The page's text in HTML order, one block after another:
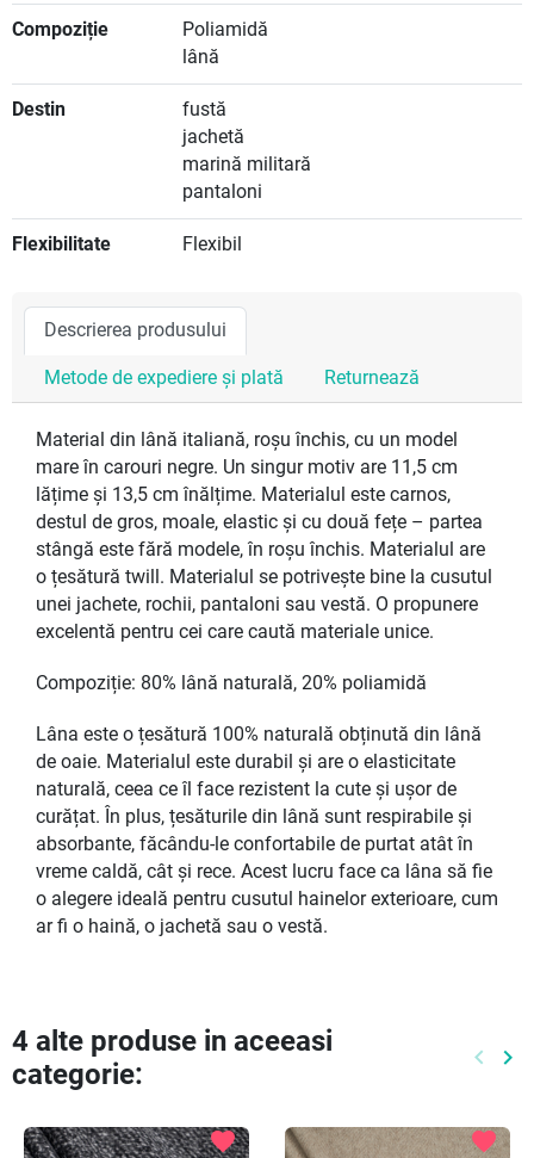
Compoziție
Poliamidă
lână
Destin
fustă
jachetă
marină militară
pantaloni
Flexibilitate Flexibil
Descrierea produsului
Metode de expediere și plată Returnează
Material din lână italiană, roșu închis, cu un model
mare în carouri negre. Un singur motiv are 11,5 cm
lățime și 13,5 cm înălțime. Materialul este carnos,
destul de gros, moale, elastic și cu două fețe – partea
stângă este fără modele, în roșu închis. Materialul are
o țesătură twill. Materialul se potrivește bine la cusutul
unei jachete, rochii, pantaloni sau vestă. O propunere
excelentă pentru cei care caută materiale unice.
Compoziție: 80% lână naturală, 20% poliamidă
Lâna este o țesătură 100% naturală obținută din lână
de oaie. Materialul este durabil și are o elasticitate
naturală, ceea ce îl face rezistent la cute și ușor de
curățat. În plus, țesăturile din lână sunt respirabile și
absorbante, făcându-le confortabile de purtat atât în
vreme caldă, cât și rece. Acest lucru face ca lâna să fie
o alegere ideală pentru cusutul hainelor exterioare, cum
ar fi o haină, o jachetă sau o vestă.
4 alte produse in aceeasi
categorie:
keyboard_arrow_left keyboard_arrow_right
favorite favorite